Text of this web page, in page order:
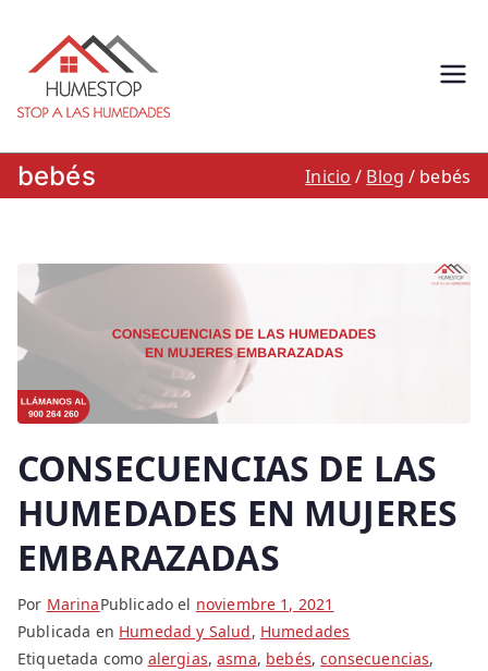
contenido
Stop a las
humedades.
900 264 260
capilaridad, filtracion o
condensacion: Humestop
bebés Inicio Blog bebés
CONSECUENCIAS DE LAS
HUMEDADES EN MUJERES
EMBARAZADAS
Por MarinaPublicado el noviembre 1, 2021
Publicada en Humedad y Salud, Humedades
Etiquetada como alergias,asma, bebés,consecuencias,